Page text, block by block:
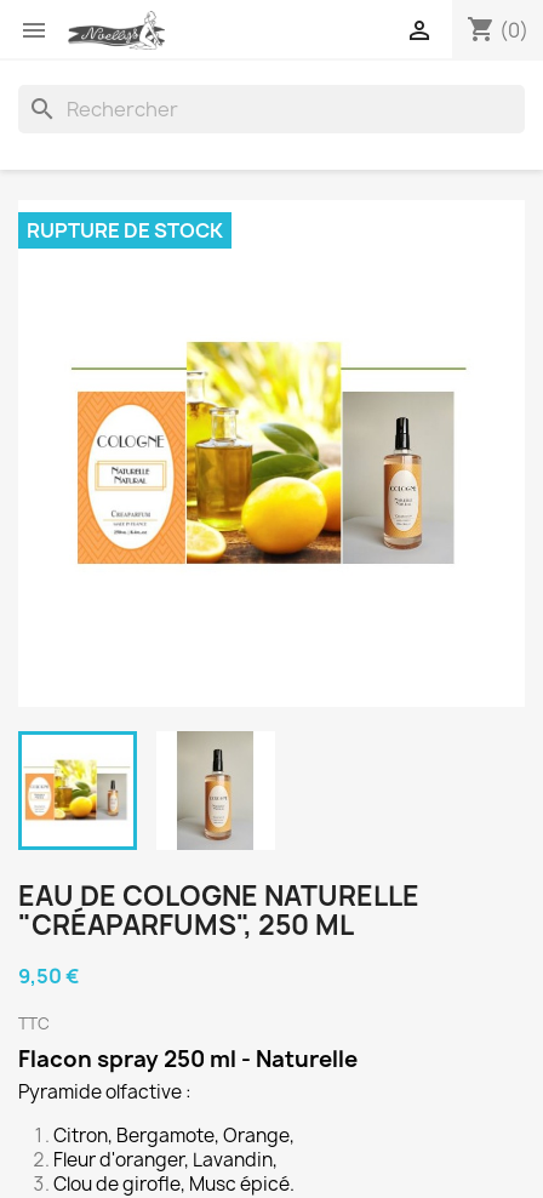
 shopping_cart (0)

search
RUPTURE DE STOCK
EAU DE COLOGNE NATURELLE
"CRÉAPARFUMS", 250 ML
9,50 €
TTC
Flacon spray 250 ml - Naturelle
Pyramide olfactive :
Citron, Bergamote, Orange,
Fleur d'oranger, Lavandin,
Clou de girofle, Musc épicé.